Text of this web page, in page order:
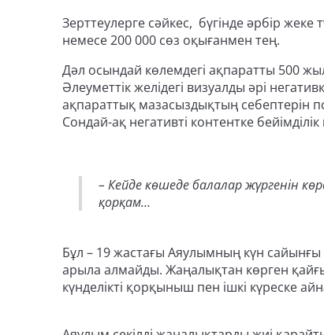
Зерттеулерге сәйкес, бүгінде әрбір
немесе 200 000 сөз оқығанмен тең.
Дәл осындай көлемдегі ақпаратты 500
Әлеуметтік желідегі визуалды әрі
ақпараттық мазасыздықтың себептерін
Сондай-ақ негативті контентке
– Кейде көшеде балалар жүргенін
қорқам…
Бұл – 19 жастағы Аяулымның күн
арыла алмайды. Жаңалықтан көрген
күнделікті қорқыныш пен ішкі күреске